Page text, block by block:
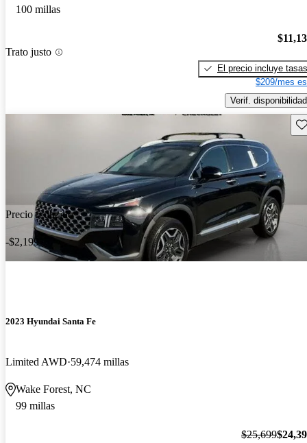
100 millas
Trato justo
El precio incluye tasas
$209/mes
Verif. disponibilidad
Precio reducido
-$2,199
2023 Hyundai Santa Fe
Limited AWD 59,474 millas
Wake Forest, NC
99 millas
$25,699